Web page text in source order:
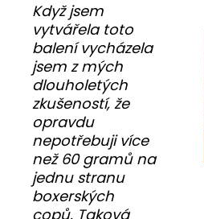
Když jsem
vytvářela toto
balení vycházela
jsem z mých
dlouholetých
zkušeností, že
opravdu
nepotřebuji více
než 60 gramů na
jednu stranu
boxerských
copů. Taková